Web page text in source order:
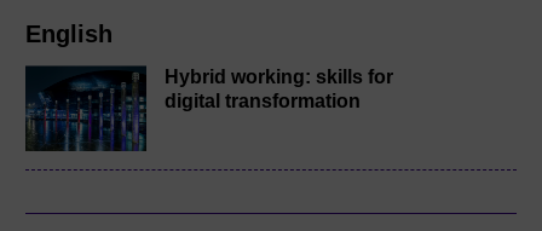
English
Hybrid working: skills for
digital transformation